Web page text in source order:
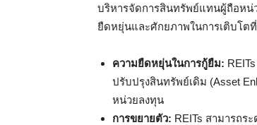
บริหารจัดการสินทรัพย์แทนผู้ถือหน่ว
ยืดหยุ่นและศักยภาพในการเติบโตที่
ความยืดหยุ่นในการกู้ยืม:
ปรับปรุงสินทรัพย์เดิม (Asset
หน่วยลงทุน
การขยายตัว: REITs สามารถร